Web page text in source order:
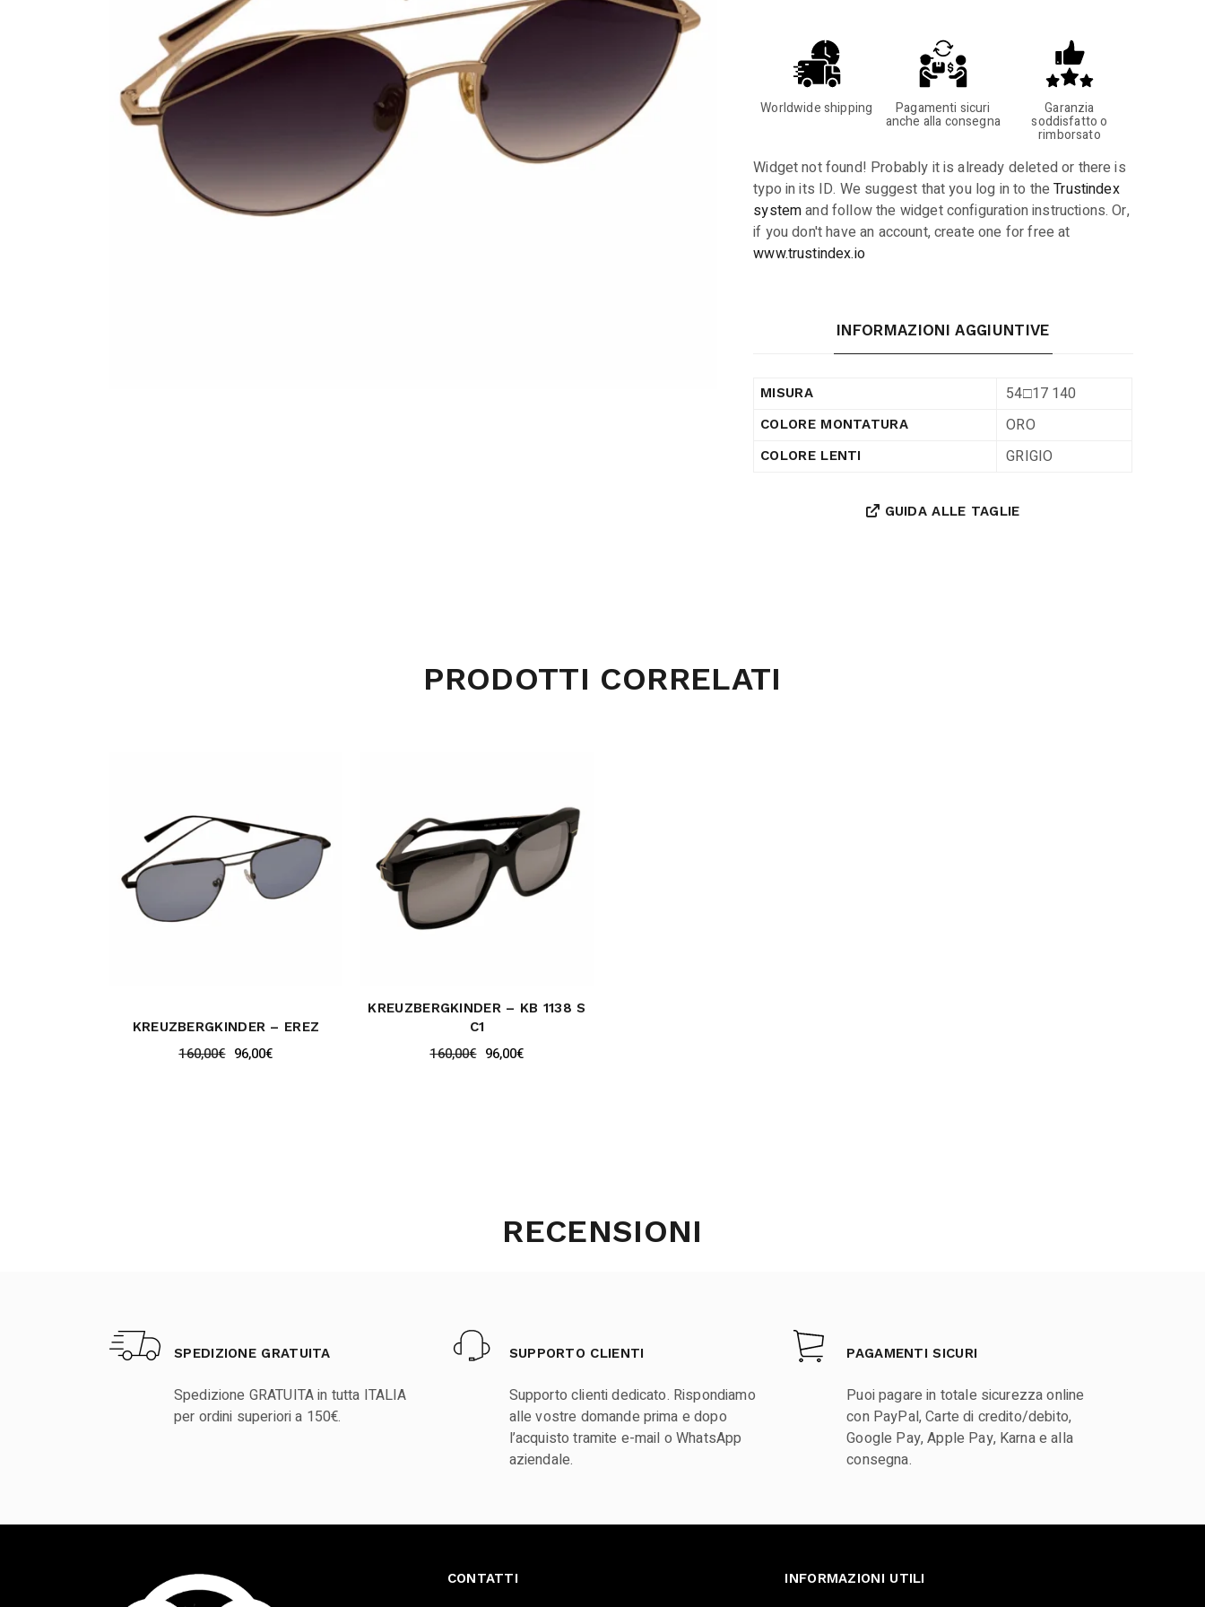
Worldwide shipping Pagamenti sicuri
anche alla consegna
Garanzia
soddisfatto o
rimborsato
Widget not found! Probably it is already deleted or there is
typo in its ID. We suggest that you log in to theTrustindex
systemand follow the widget configuration instructions. Or,
if you don't have an account, create one for free at
www.trustindex.io
INFORMAZIONI AGGIUNTIVE
MISURA 54□17 140
COLORE MONTATURA ORO
COLORE LENTI GRIGIO
GUIDA ALLE TAGLIE
PRODOTTI CORRELATI
KREUZBERGKINDER – EREZ
160,00€ 96,00€
KREUZBERGKINDER – KB 1138 S
C1
160,00€ 96,00€
RECENSIONI
SPEDIZIONE GRATUITA
Spedizione GRATUITA in tutta ITALIA
per ordini superiori a 150€.
SUPPORTO CLIENTI
Supporto clienti dedicato. Rispondiamo
alle vostre domande prima e dopo
l’acquisto tramite e-mail o WhatsApp
aziendale.
PAGAMENTI SICURI
Puoi pagare in totale sicurezza online
con PayPal, Carte di credito/debito,
Google Pay, Apple Pay, Karna e alla
consegna.
CONTATTI INFORMAZIONI UTILI